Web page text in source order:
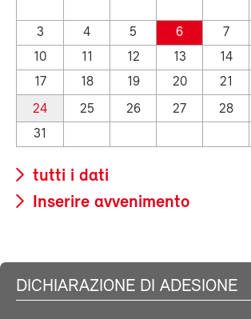
3
4 5 6 7
10
11 12 13 14
17
18 19 20 21
24
25 26 27 28
31
tutti i dati
Inserire avvenimento
DICHIARAZIONE DI ADESIONE